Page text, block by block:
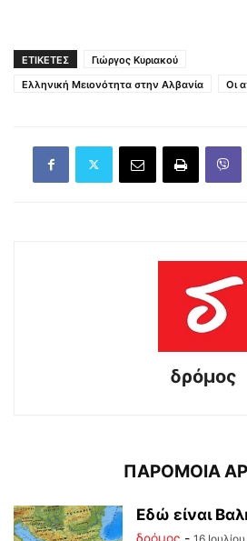
ΕΤΙΚΕΤΕΣ
Γιώργος Κυριακού
Ελληνική Μειονότητα στην Αλβανία
Οι
δρόμος
ΠΑΡΟΜΟΙΑ
Εδώ είναι
δρόμος -